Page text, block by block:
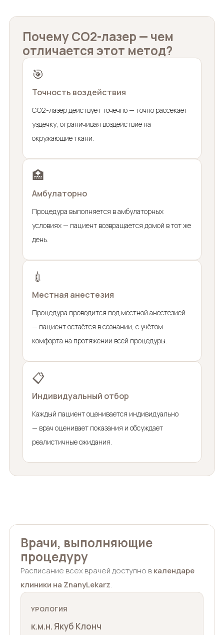
Почему CO2-лазер — чем
отличается этот метод?
🎯
Точность воздействия
CO2-лазер действует точечно — точно рассекает
уздечку, ограничивая воздействие на
окружающие ткани.
🏥
Амбулаторно
Процедура выполняется в амбулаторных
условиях — пациент возвращается домой в тот же
день.
💉
Местная анестезия
Процедура проводится под местной анестезией
— пациент остаётся в сознании, с учётом
комфорта на протяжении всей процедуры.
📋
Индивидуальный отбор
Каждый пациент оценивается индивидуально
— врач оценивает показания и обсуждает
реалистичные ожидания.
Врачи, выполняющие
процедуру
Расписание всех врачей доступно вкалендаре
клиники на ZnanyLekarz.
УРОЛОГИЯ
к.м.н. Якуб Клонч